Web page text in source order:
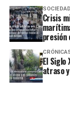
Crisis
presión
El Siglo
atraso